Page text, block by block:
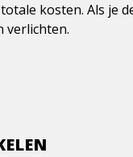
kosten. Als je
verlichten.